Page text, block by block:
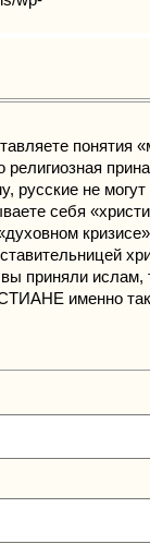
понятия
русские не
себя
приняли ислам,
именно